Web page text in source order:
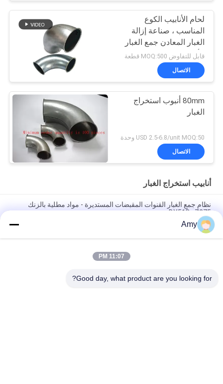
لحام الأنابيب الكوع
المناسب ، صناعة إزالة
الغبار المعادن جمع الغبار
الأنابيب
قابل للتفاوض MOQ:500 قطعة
الاتصال
80mm أنبوب استخراج
الغبار
USD 2.5-6.8/unit MOQ:50 وحدة
الاتصال
أنابيب استخراج الغبار
نظام جمع الغبار القنوات المقبضات المستديرة - مواد مطلية بالزنك
DX51D+Z275
غالوانيزد القمعية المستديرة قمة المدخنة غطاء مع الشاشة الموقد غطاء
العادم ضبط
الصفائح المغلفة استخراج الغبار الأنابيب عملية جمع الغبار تهوية قنوات
Amy
11:07 PM
Good day, what product are you looking for?